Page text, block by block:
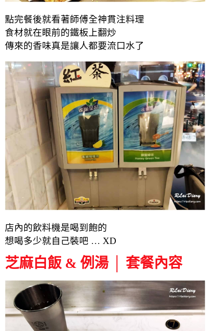
點完餐後就看著師傅全神貫注料理
食材就在眼前的鐵板上翻炒
傳來的香味真是讓人都要流口水了
店內的飲料機是喝到飽的
想喝多少就自己裝吧 … XD
芝麻白飯 & 例湯 │ 套餐內容